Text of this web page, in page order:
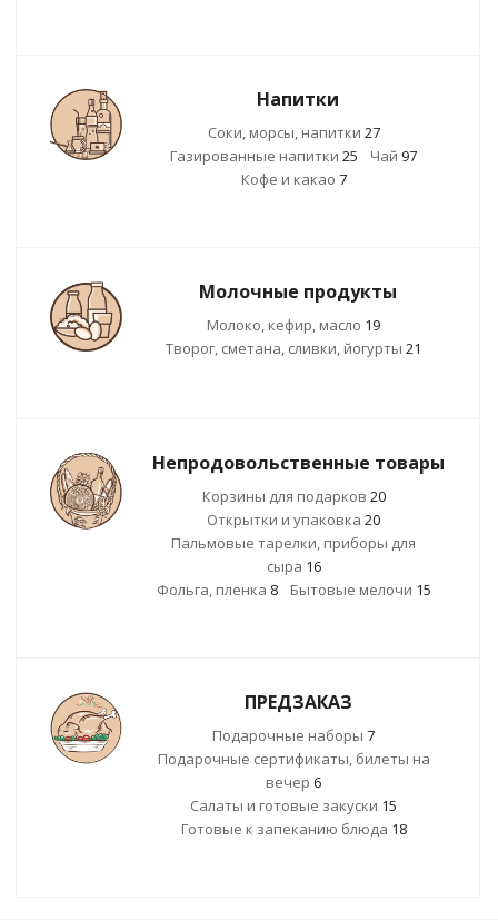
Напитки
Соки, морсы, напитки 27
Газированные напитки 25 Чай 97
Кофе и какао 7
Молочные продукты
Молоко, кефир, масло 19
Творог, сметана, сливки, йогурты 21
Непродовольственные товары
Корзины для подарков 20
Открытки и упаковка 20
Пальмовые тарелки, приборы для
сыра 16
Фольга, пленка 8 Бытовые мелочи 15
ПРЕДЗАКАЗ
Подарочные наборы 7
Подарочные сертификаты, билеты на
вечер 6
Салаты и готовые закуски 15
Готовые к запеканию блюда 18